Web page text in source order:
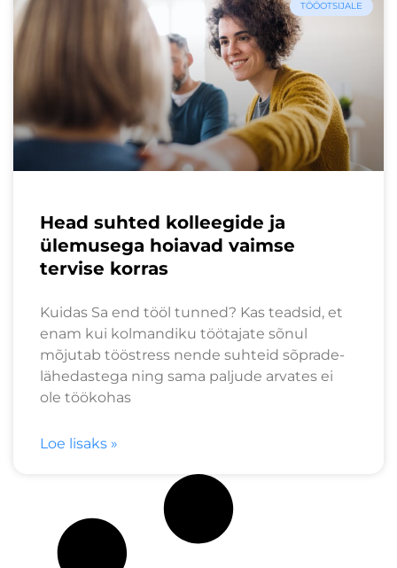
TÖÖOTSIJALE
Head suhted kolleegide ja
ülemusega hoiavad vaimse
tervise korras
Kuidas Sa end tööl tunned? Kas teadsid, et
enam kui kolmandiku töötajate sõnul
mõjutab tööstress nende suhteid sõprade-
lähedastega ning sama paljude arvates ei
ole töökohas
Loe lisaks »